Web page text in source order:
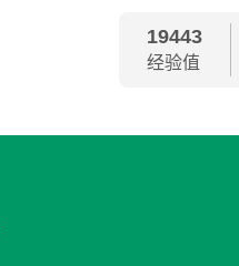
19443
经验值